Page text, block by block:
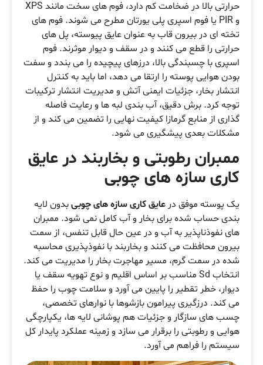
حرارتی بالا در ضخامت کم دارد، فوم های سخت مانند XPS
و PIR یا فوم اسپری پلی یورتان مطرح می شوند. فوم های
تخته ای در بیرون قاب به عنوان عایق پیوسته، پل های
حرارتی را قطع می کنند و در سقف و دیوار موثرند. فوم
اسپری با چسبندگی بالا، درزهای پیچیده را می بندد و سفت
بودن هوایی پوسته را ارتقا می دهد، اما باید به کنترل
انتشار بخار، جزئیات ایمنی آتش و مدیریت انتشار ترکیبات
توجه کرد. برش دقیق، آب بندی لبه ها و رعایت فاصله
گذاری از منابع گرمازا کیفیت نهایی را تضمین می کند و از
مشکلات بعدی پیشگیری می شود.
ممبران رطوبتی و بخاربند در عایق
کاری سازه های چوبی
یک پوسته موفق در عایق کاری سازه های چوبیبدون لایه
بندی حساب شده برای بخار و آب کامل نمی شود. ممبران
های نفوذناپذیر به آب و در عین حال قابل تنفس، از سمت
بیرون محافظت می کنند و بخاربند با نفوذپذیری محاسبه
شده در سمت گرم، مسیر مهاجرت بخار را مدیریت می کند.
انتخاب Sd مناسب بر اساس اقلیم و نوع تهویه سقف یا
دیوار، خطر تقطیر را پایین می آورد و سلامت چوب را حفظ
می کند. درزگیری پیرامون بازشوها با نوارهای تخصصی،
چسب های سازگار و جزئیات هم پوشانی لایه ها، یکپارچگی
هوایی و رطوبتی را برقرار می سازد و زمینه عملکرد پایدار کل
سیستم را فراهم می آورد.